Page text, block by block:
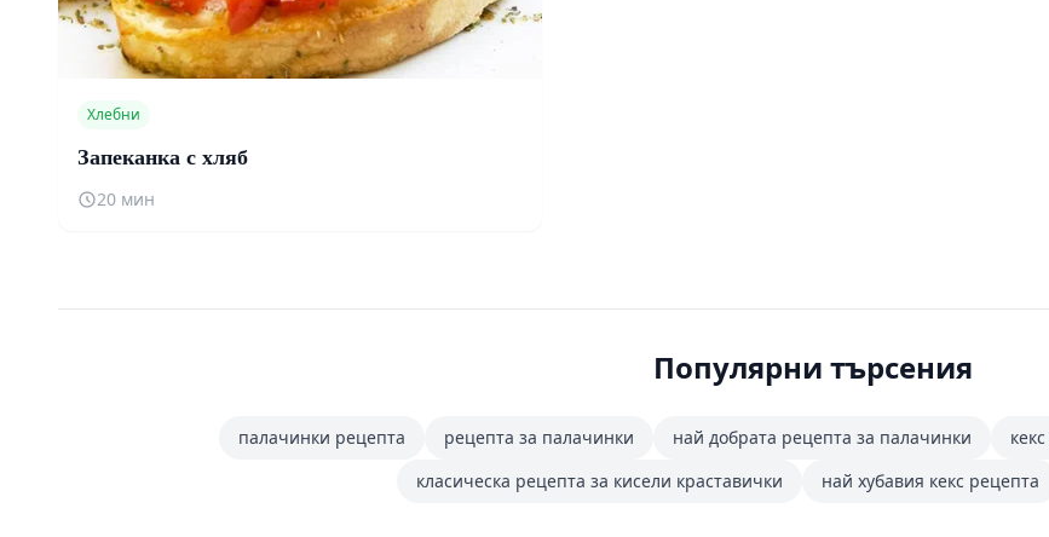
Хлебни
Запеканка с хляб
20 мин
Популярни търсения
палачинки рецепта рецепта за палачинки най добрата рецепта за палачинки
класическа рецепта за кисели краставички
най хубавия кекс рецепта